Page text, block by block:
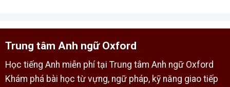
Trung tâm Anh ngữ Oxford
Học tiếng Anh miễn phí tại Trung tâm Anh ngữ Oxford
Khám phá bài học từ vựng, ngữ pháp, kỹ năng giao tiếp